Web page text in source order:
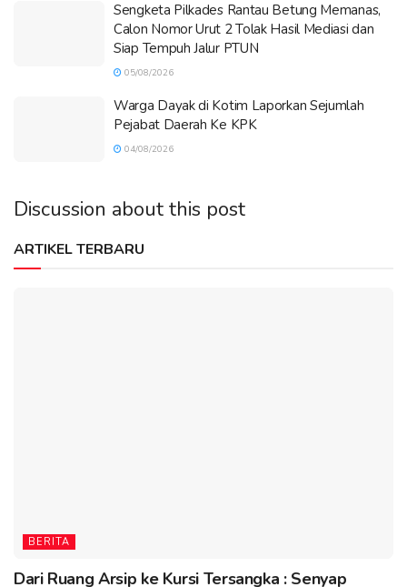
Sengketa Pilkades Rantau Betung Memanas,
Calon Nomor Urut 2 Tolak Hasil Mediasi dan
Siap Tempuh Jalur PTUN
05/08/2026
Warga Dayak di Kotim Laporkan Sejumlah
Pejabat Daerah Ke KPK
04/08/2026
Discussion about this post
ARTIKEL TERBARU
BERITA
Dari Ruang Arsip ke Kursi Tersangka : Senyap